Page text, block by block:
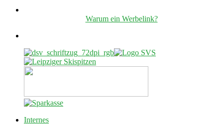
Warum ein Werbelink?
Internes